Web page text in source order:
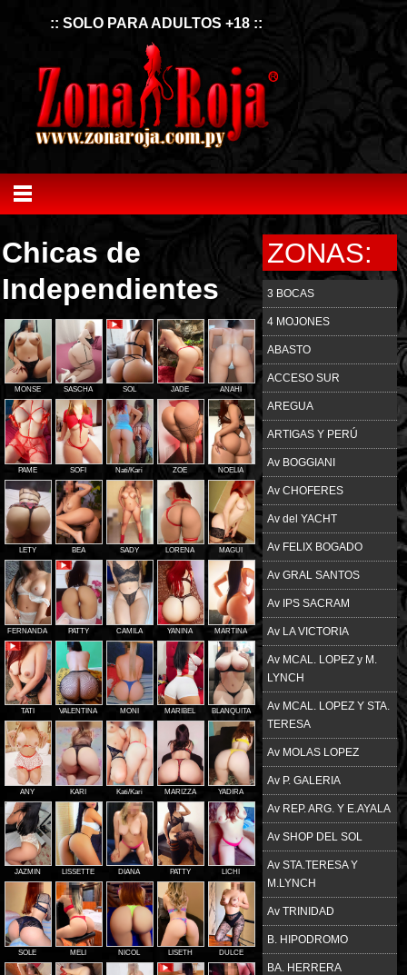
:: SOLO PARA ADULTOS +18 ::
Chicas de
Independientes
MONSE SASCHA SOL JADE ANAHI
PAME SOFI Nati/Kari ZOE NOELIA
LETY BEA SADY LORENA MAGUI
FERNANDA PATTY CAMILA YANINA MARTINA
TATI VALENTINA MONI MARIBEL BLANQUITA
ANY KARI Kati/Kari MARIZZA YADIRA
JAZMIN LISSETTE DIANA PATTY LICHI
SOLE MELI NICOL LISETH DULCE
ZONAS:
3 BOCAS
4 MOJONES
ABASTO
ACCESO SUR
AREGUA
ARTIGAS Y PERÚ
Av BOGGIANI
Av CHOFERES
Av del YACHT
Av FELIX BOGADO
Av GRAL SANTOS
Av IPS SACRAM
Av LA VICTORIA
Av MCAL. LOPEZ y M.
LYNCH
Av MCAL. LOPEZ Y STA.
TERESA
Av MOLAS LOPEZ
Av P. GALERIA
Av REP. ARG. Y E.AYALA
Av SHOP DEL SOL
Av STA.TERESA Y
M.LYNCH
Av TRINIDAD
B. HIPODROMO
BA. HERRERA